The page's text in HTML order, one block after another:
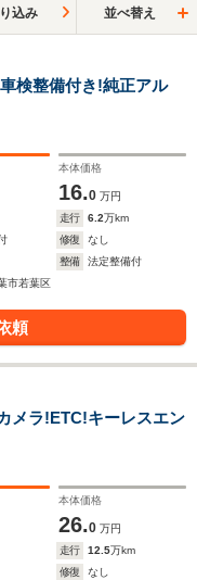
込み 並べ替え
検整備付き!純正アル
本体価格
16.0 万円
走行 6.2万km
修復
なし
整備
法定整備付
市若葉区
頼
ラ!ETC!キーレスエン
本体価格
26.0 万円
走行 12.5万km
修復
なし